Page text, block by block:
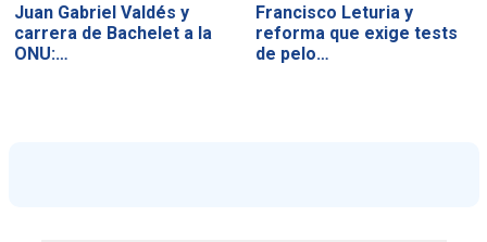
Juan Gabriel Valdés y
carrera de Bachelet a la
ONU:…
Francisco Leturia y
reforma que exige tests
de pelo…